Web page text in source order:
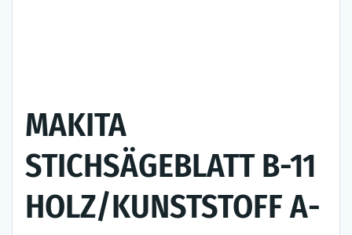
MAKITA
STICHSÄGEBLATT B-11
HOLZ/KUNSTSTOFF A-